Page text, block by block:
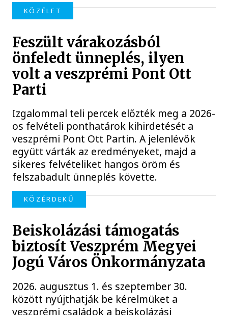
KÖZÉLET
Feszült várakozásból
önfeledt ünneplés, ilyen
volt a veszprémi Pont Ott
Parti
Izgalommal teli percek előzték meg a 2026-
os felvételi ponthatárok kihirdetését a
veszprémi Pont Ott Partin. A jelenlévők
együtt várták az eredményeket, majd a
sikeres felvételiket hangos öröm és
felszabadult ünneplés követte.
KÖZÉRDEKŰ
Beiskolázási támogatás
biztosít Veszprém Megyei
Jogú Város Önkormányzata
2026. augusztus 1. és szeptember 30.
között nyújthatják be kérelmüket a
veszprémi családok a beiskolázási